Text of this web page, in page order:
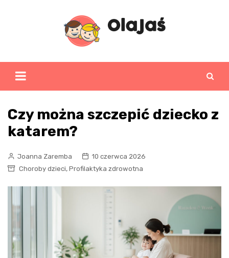
Czy można szczepić dziecko z
katarem?
Joanna Zaremba
10 czerwca 2026
Choroby dzieci, Profilaktyka zdrowotna